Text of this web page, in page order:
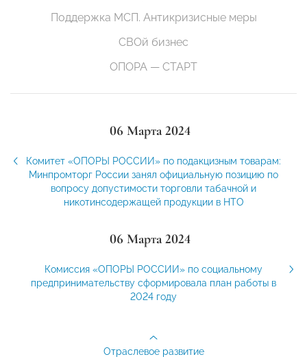
Поддержка МСП. Антикризисные меры
СВОй бизнес
ОПОРА — СТАРТ
06 Марта 2024
Комитет «ОПОРЫ РОССИИ» по подакцизным товарам:
Минпромторг России занял официальную позицию по
вопросу допустимости торговли табачной и
никотинсодержащей продукции в НТО
06 Марта 2024
Комиссия «ОПОРЫ РОССИИ» по социальному
предпринимательству сформировала план работы в
2024 году
Отраслевое развитие